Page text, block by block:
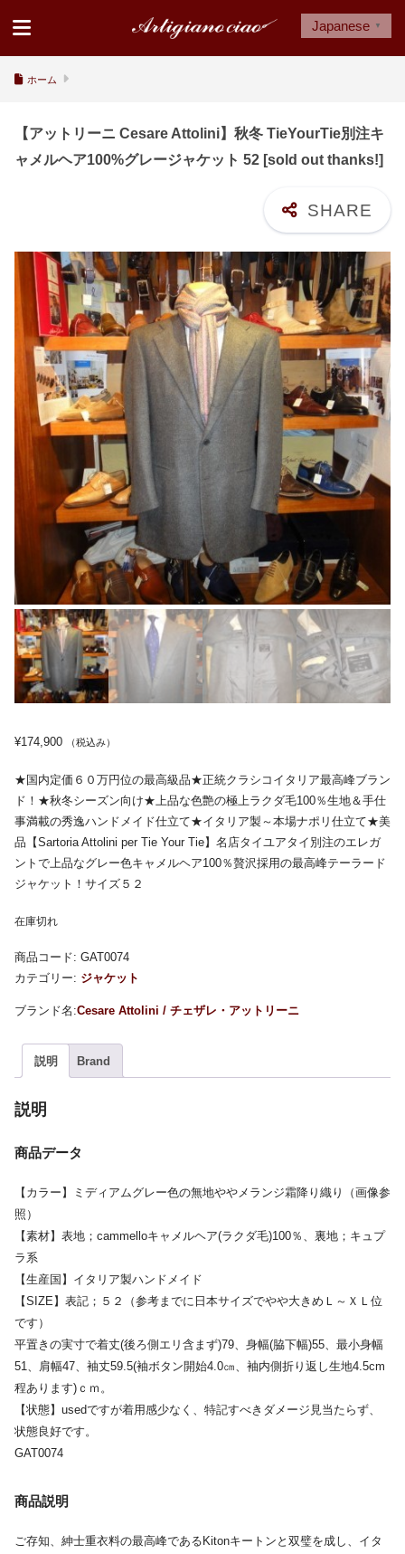
ホーム
【アットリーニ Cesare Attolini】秋冬 TieYourTie別注キ
ャメルヘア100%グレージャケット 52 [sold out thanks!]
¥174,900 （税込み）
★国内定価６０万円位の最高級品★正統クラシコイタリア最高峰ブラン
ド！★秋冬シーズン向け★上品な色艶の極上ラクダ毛100％生地＆手仕
事満載の秀逸ハンドメイド仕立て★イタリア製～本場ナポリ仕立て★美
品【Sartoria Attolini per Tie Your Tie】名店タイユアタイ別注のエレガ
ントで上品なグレー色キャメルヘア100％贅沢採用の最高峰テーラード
ジャケット！サイズ５２
在庫切れ
商品コード: GAT0074
カテゴリー: ジャケット
Cesare Attolini / チェザレ・アットリーニ
説明 Brand
説明
商品データ
【カラー】ミディアムグレー色の無地ややメランジ霜降り織り（画像参
照）
【素材】表地；cammelloキャメルヘア(ラクダ毛)100％、裏地；キュプ
ラ系
【生産国】イタリア製ハンドメイド
【SIZE】表記；５２（参考までに日本サイズでやや大きめＬ～ＸＬ位
です）
平置きの実寸で着丈(後ろ側エリ含まず)79、身幅(脇下幅)55、最小身幅
51、肩幅47、袖丈59.5(袖ボタン開始4.0㎝、袖内側折り返し生地4.5cm
程あります)ｃｍ。
【状態】usedですが着用感少なく、特記すべきダメージ見当たらず、
状態良好です。
GAT0074
商品説明
ご存知、紳士重衣料の最高峰であるKitonキートンと双璧を成し、イタ
Japanese ▼